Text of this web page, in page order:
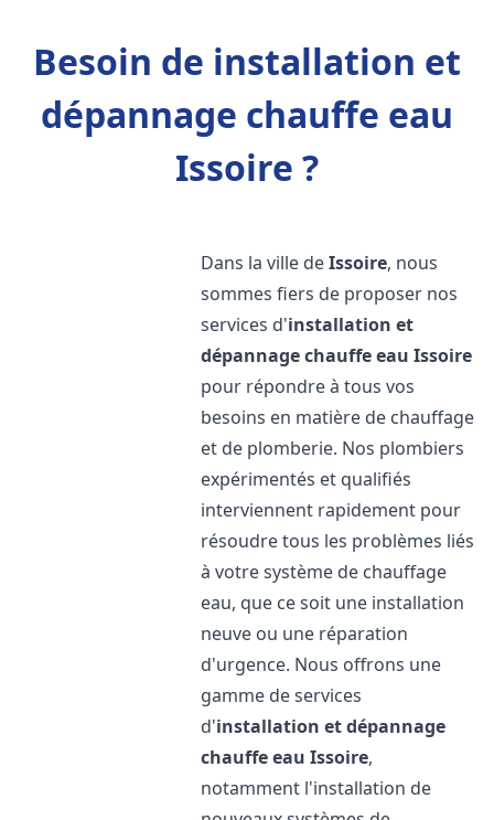
Besoin de installation et
dépannage chauffe eau
Issoire ?
Dans la ville deIssoire, nous
sommes fiers de proposer nos
services d'installation et
dépannage chauffe eau Issoire
pour répondre à tous vos
besoins en matière de chauffage
et de plomberie. Nos plombiers
expérimentés et qualifiés
interviennent rapidement pour
résoudre tous les problèmes liés
à votre système de chauffage
eau, que ce soit une installation
neuve ou une réparation
d'urgence. Nous offrons une
gamme de services
d'installation et dépannage
chauffe eau Issoire,
notamment l'installation de